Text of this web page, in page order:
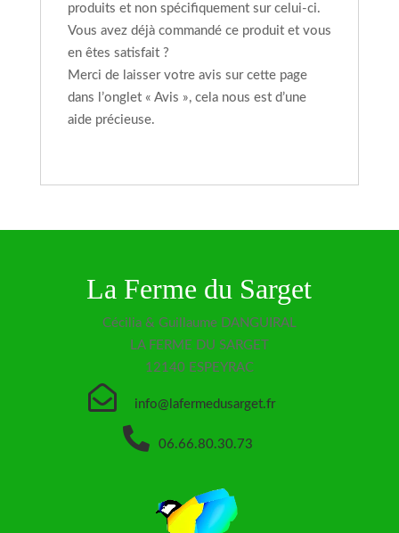
produits et non spécifiquement sur celui-ci.
Vous avez déjà commandé ce produit et vous
en êtes satisfait ?
Merci de laisser votre avis sur cette page
dans l’onglet « Avis », cela nous est d’une
aide précieuse.
La Ferme du Sarget
Cécilia & Guillaume DANGUIRAL
LA FERME DU SARGET
12140 ESPEYRAC
 info@lafermedusarget.fr
 06.66.80.30.73